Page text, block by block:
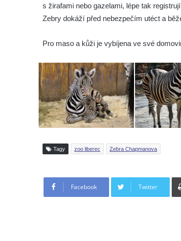
s žirafami nebo gazelami, lépe tak
Zebry dokáží před nebezpečím utéct a
Pro maso a kůži je vybíjena ve své
Tagy zoo liberec Zebra Chapmanova
Facebook Twitter